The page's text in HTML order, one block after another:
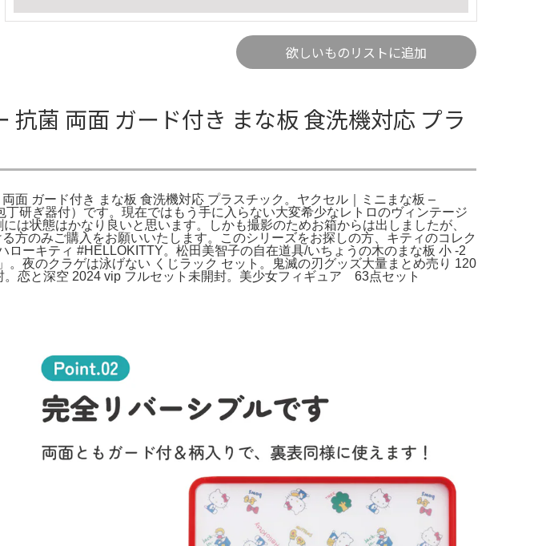
欲しいものリストに追加
菌 両面 ガード付き まな板 食洗機対応 プラ
面 ガード付き まな板 食洗機対応 プラスチック。ヤクセル｜ミニまな板 –
研ぎ器付）です。現在ではもう手に入らない大変希少なレトロのヴィンテージ
は状態はかなり良いと思います。しかも撮影のためお箱からは出しましたが、
方のみご購入をお願いいたします。このシリーズをお探しの方、キティのコレク
ーキティ #HELLOKITTY。松田美智子の自在道具/いちょうの木のまな板 小 -2
夜のクラゲは泳げない くじラック セット。鬼滅の刃グッズ大量まとめ売り 120
と深空 2024 vip フルセット未開封。美少女フィギュア 63点セット